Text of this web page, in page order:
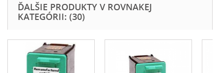
ĎALŠIE PRODUKTY V ROVNAKEJ
KATEGÓRII: (30)